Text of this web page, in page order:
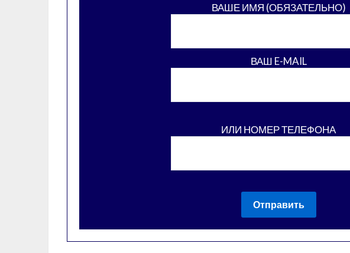
ВАШЕ ИМЯ (ОБЯЗАТЕЛЬНО)
ВАШ E-MAIL
ИЛИ НОМЕР ТЕЛЕФОНА